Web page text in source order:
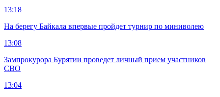
13:18
На берегу Байкала впервые пройдет турнир по миниволею
13:08
Зампрокурора Бурятии проведет личный прием участников
СВО
13:04